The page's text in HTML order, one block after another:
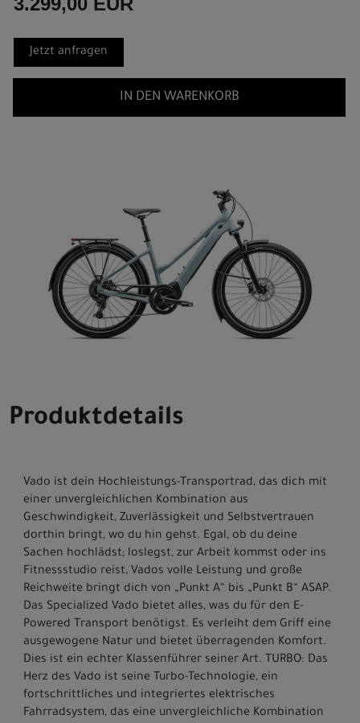
Jetzt anfragen
IN DEN WARENKORB
Produktdetails
Vado ist dein Hochleistungs-Transportrad, das dich mit
einer unvergleichlichen Kombination aus
Geschwindigkeit, Zuverlässigkeit und Selbstvertrauen
dorthin bringt, wo du hin gehst. Egal, ob du deine
Sachen hochlädst; loslegst, zur Arbeit kommst oder ins
Fitnessstudio reist, Vados volle Leistung und große
Reichweite bringt dich von „Punkt A“ bis „Punkt B“ ASAP.
Das Specialized Vado bietet alles, was du für den E-
Powered Transport benötigst. Es verleiht dem Griff eine
ausgewogene Natur und bietet überragenden Komfort.
Dies ist ein echter Klassenführer seiner Art. TURBO: Das
Herz des Vado ist seine Turbo-Technologie, ein
fortschrittliches und integriertes elektrisches
Fahrradsystem, das eine unvergleichliche Kombination